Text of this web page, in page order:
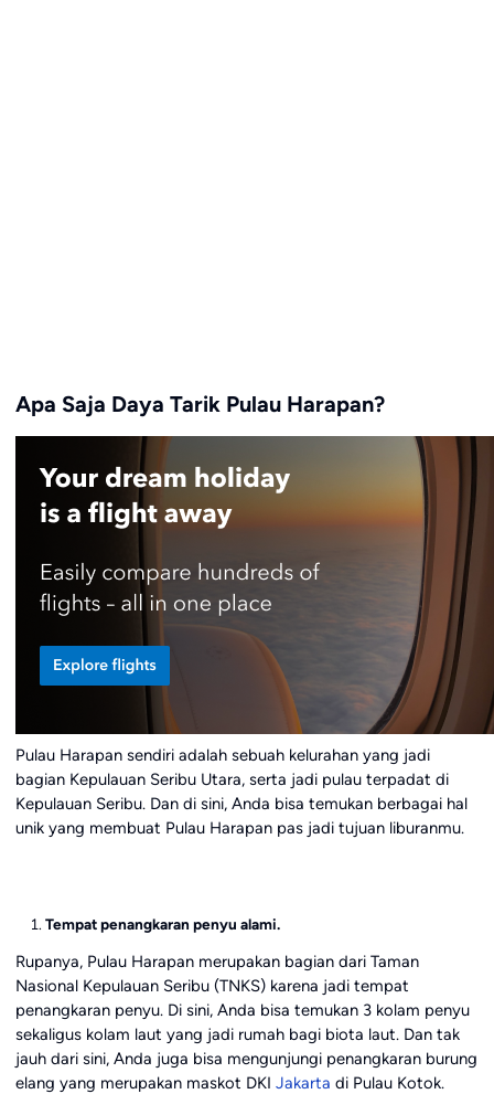
Apa Saja Daya Tarik Pulau Harapan?
Pulau Harapan sendiri adalah sebuah kelurahan yang jadi
bagian Kepulauan Seribu Utara, serta jadi pulau terpadat di
Kepulauan Seribu. Dan di sini, Anda bisa temukan berbagai hal
unik yang membuat Pulau Harapan pas jadi tujuan liburanmu.
Tempat penangkaran penyu alami.
Rupanya, Pulau Harapan merupakan bagian dari Taman
Nasional Kepulauan Seribu (TNKS) karena jadi tempat
penangkaran penyu. Di sini, Anda bisa temukan 3 kolam penyu
sekaligus kolam laut yang jadi rumah bagi biota laut. Dan tak
jauh dari sini, Anda juga bisa mengunjungi penangkaran burung
elang yang merupakan maskot DKI Jakarta di Pulau Kotok.